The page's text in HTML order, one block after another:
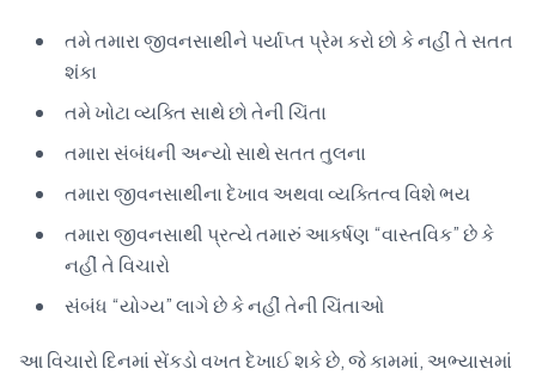
તમે તમારા જીવનસાથીને પર્યાપ્ત પ્રેમ કરો છો કે નહીં તે સતત
શંકા
તમે ખોટા વ્યક્તિ સાથે છો તેની ચિંતા
તમારા સંબંધની અન્યો સાથે સતત તુલના
તમારા જીવનસાથીના દેખાવ અથવા વ્યક્તિત્વ વિશે ભય
તમારા જીવનસાથી પ્રત્યે તમારું આકર્ષણ “વાસ્તવિક” છે કે
નહીં તે વિચારો
સંબંધ “યોગ્ય” લાગે છે કે નહીં તેની ચિંતાઓ
આ વિચારો દિનમાં સેંકડો વખત દેખાઈ શકે છે, જે કામમાં, અભ્યાસમાં